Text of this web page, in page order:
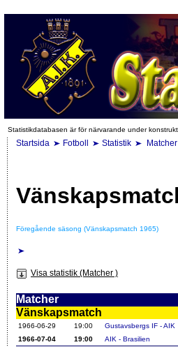
Statistikdatabasen är för närvarande under
Startsida Fotboll Statistik Matcher
Föregående säsong (Vänskapsmatch 1965)
Visa statistik (Matcher )
Matcher
Vänskapsmatch
1966-06-29 19:00 Gustavsbergs IF - AIK
1966-07-04
19:00 AIK - Brasilien